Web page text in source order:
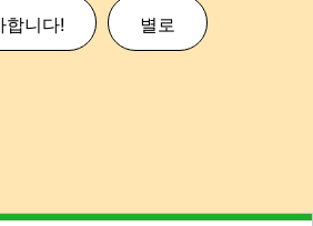
합니다! 별로